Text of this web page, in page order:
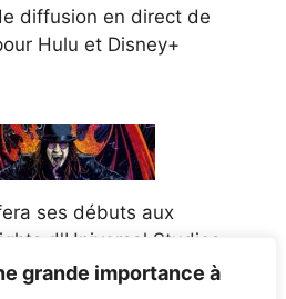
grande importance à
diffusion en direct de
Hulu et Disney+
ses débuts aux
d'Universal Studios